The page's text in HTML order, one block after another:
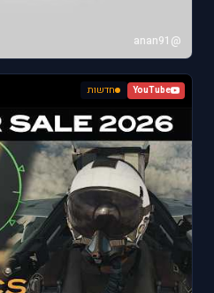
@anan91
YouTube חדשות